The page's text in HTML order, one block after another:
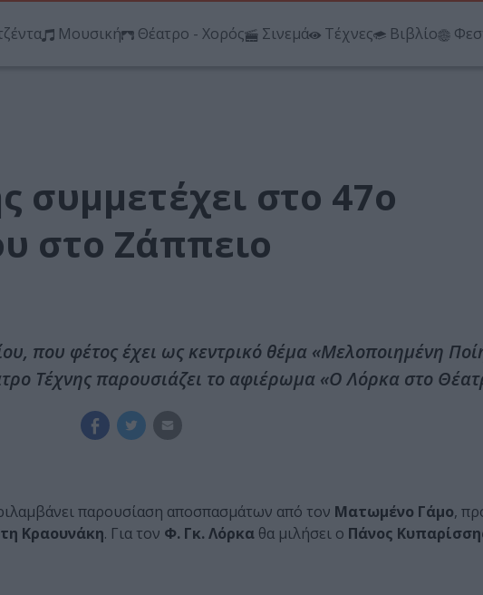
Μουσική Θέατρο - Χορός Σινεμά Τέχνες Βιβλίο
συμμετέχει στο 47ο
στο Ζάππειο
που φέτος έχει ως κεντρικό θέμα «Μελοποιημένη
Τέχνης παρουσιάζει το αφιέρωμα «Ο Λόρκα στο
παρουσίαση αποσπασμάτων από τον Ματωμένο Γάμο,
Κραουνάκη. Για τον Φ. Γκ. Λόρκα θα μιλήσει ο Πάνος